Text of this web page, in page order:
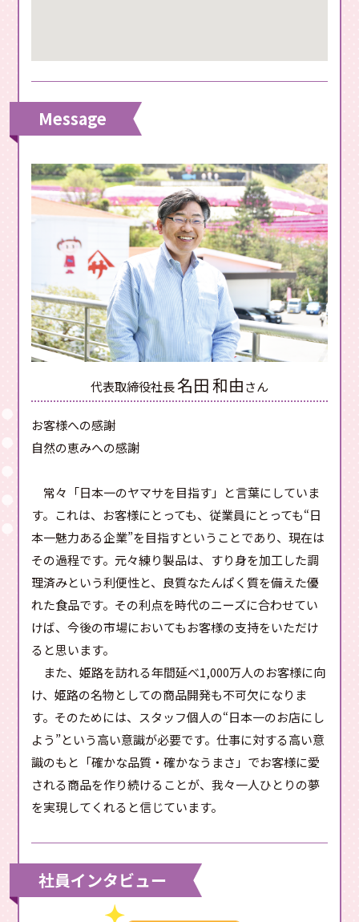
Message
代表取締役社長名田 和由さん
お客様への感謝
自然の恵みへの感謝
常々「日本一のヤマサを目指す」と言葉にしていま
す。これは、お客様にとっても、従業員にとっても“日
本一魅力ある企業”を目指すということであり、現在は
その過程です。元々練り製品は、すり身を加工した調
理済みという利便性と、良質なたんぱく質を備えた優
れた食品です。その利点を時代のニーズに合わせてい
けば、今後の市場においてもお客様の支持をいただけ
ると思います。
また、姫路を訪れる年間延べ1,000万人のお客様に向
け、姫路の名物としての商品開発も不可欠になりま
す。そのためには、スタッフ個人の“日本一のお店にし
よう”という高い意識が必要です。仕事に対する高い意
識のもと「確かな品質・確かなうまさ」でお客様に愛
される商品を作り続けることが、我々一人ひとりの夢
を実現してくれると信じています。
社員インタビュー